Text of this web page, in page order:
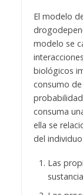
El modelo
modelo se
biológicos
consumo
consuma
ella se
del
Las